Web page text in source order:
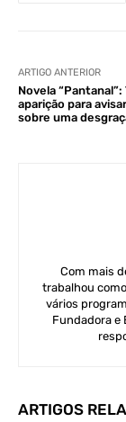
ARTIGO ANTERIOR
Novela
aparição para
sobre uma
Com mais
trabalhou
vários
Fundadora e
ARTIGOS